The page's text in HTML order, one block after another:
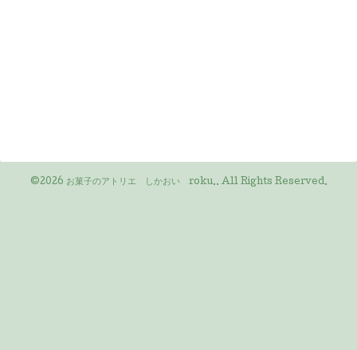
©2026 お菓子のアトリエ しかおい roku.. All Rights Reserved.